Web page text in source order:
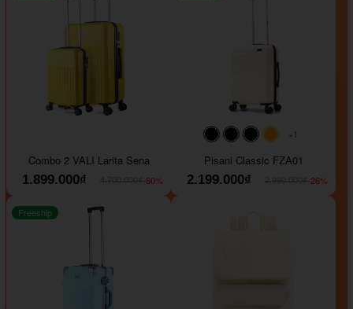
Combo 2 VALI Larita Sena
1.899.000₫
-60%
#000000#000000
#000000
#ffa500
+1
Pisani Classic FZA01
2.199.000₫
-26%
Freeship